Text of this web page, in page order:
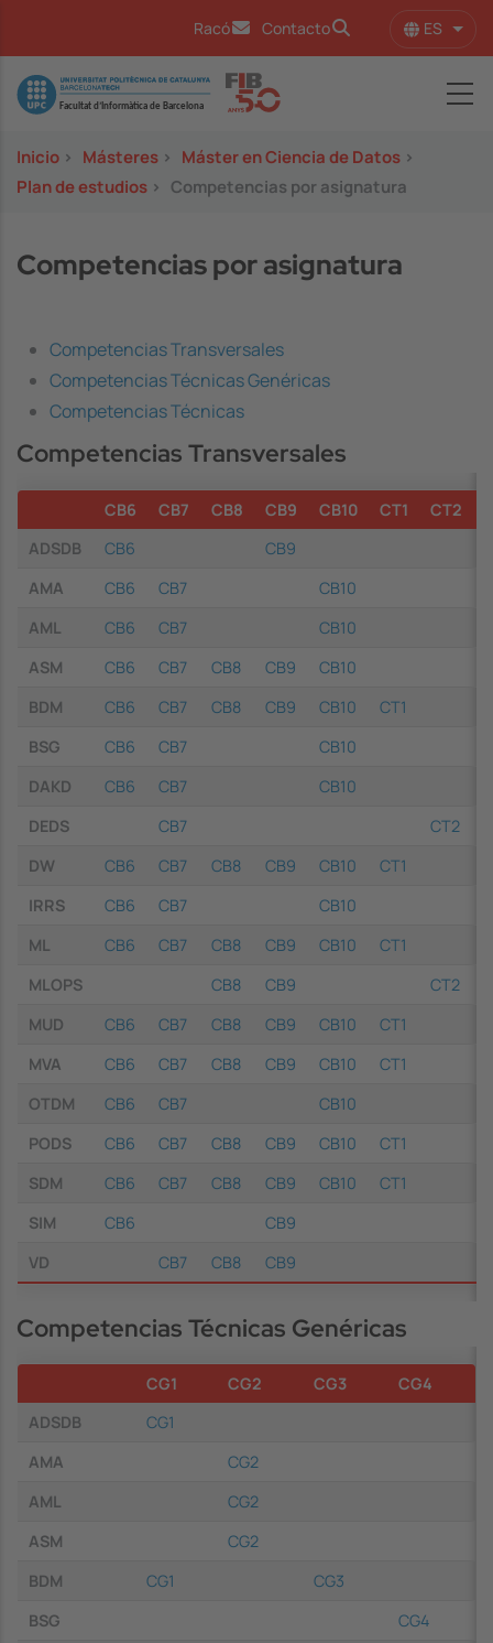
Racó Contacto ES
Image
Inicio > Másteres > Máster en Ciencia de Datos >
Plan de estudios > Competencias por asignatura
Competencias por asignatura
Competencias Transversales
Competencias Técnicas Genéricas
Competencias Técnicas
Competencias Transversales
CB6 CB7 CB8 CB9 CB10 CT1 CT2
ADSDB
CB6
CB9
AMA
CB6 CB7
CB10
AML
CB6 CB7
CB10
ASM
CB6 CB7 CB8 CB9
CB10
BDM
CB6 CB7 CB8 CB9 CB10 CT1
BSG
CB6 CB7
CB10
DAKD
CB6 CB7
CB10
DEDS
CB7
CT2
DW
CB6 CB7 CB8 CB9 CB10 CT1
IRRS
CB6 CB7
CB10
ML
CB6 CB7 CB8 CB9 CB10
CT1
MLOPS
CB8 CB9 CT2
MUD
CB6 CB7 CB8 CB9 CB10
CT1
MVA
CB6 CB7 CB8 CB9 CB10
CT1
OTDM
CB6 CB7
CB10
PODS
CB6 CB7 CB8 CB9 CB10
CT1
SDM
CB6 CB7 CB8 CB9 CB10 CT1
SIM
CB6
CB9
VD
CB7 CB8 CB9
Competencias Técnicas Genéricas
CG1 CG2 CG3
CG4
ADSDB
CG1
AMA
CG2
AML
CG2
ASM
CG2
BDM
CG1
CG3
BSG
CG4